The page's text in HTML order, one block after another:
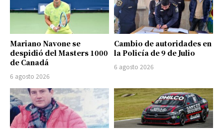
Mariano Navone se
despidió del Masters 1000
de Canadá
6 agosto 2026
Cambio de autoridades en
la Policía de 9 de Julio
6 agosto 2026